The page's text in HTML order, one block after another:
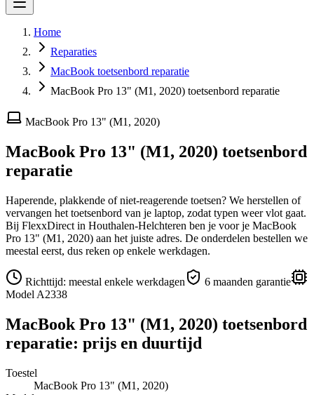
Home
Reparaties
MacBook toetsenbord reparatie
MacBook Pro 13" (M1, 2020) toetsenbord reparatie
MacBook Pro 13" (M1, 2020)
MacBook Pro 13" (M1, 2020) toetsenbord
reparatie
Haperende, plakkende of niet-reagerende toetsen? We herstellen of
vervangen het toetsenbord van je laptop, zodat typen weer vlot gaat.
Bij FlexxDirect in Houthalen-Helchteren ben je voor je MacBook
Pro 13" (M1, 2020) aan het juiste adres. De onderdelen bestellen we
meestal eerst, dus reken op enkele werkdagen.
Richttijd: meestal enkele werkdagen
6 maanden garantie
Model A2338
MacBook Pro 13" (M1, 2020) toetsenbord
reparatie: prijs en duurtijd
Toestel
MacBook Pro 13" (M1, 2020)